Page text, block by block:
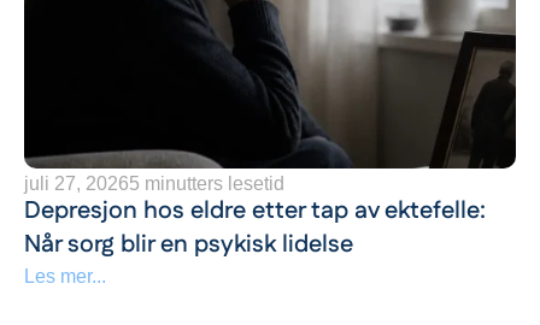
juli 27, 20265 minutters lesetid
Depresjon hos eldre etter tap av ektefelle:
Når sorg blir en psykisk lidelse
Les mer...